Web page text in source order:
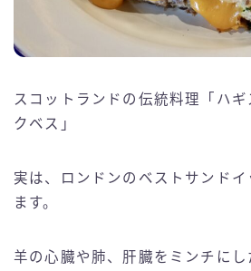
スコットランドの伝統料理「ハ
クベス」
実は、ロンドンのベストサンド
ます。
羊の心臓や肺、肝臓をミンチにし